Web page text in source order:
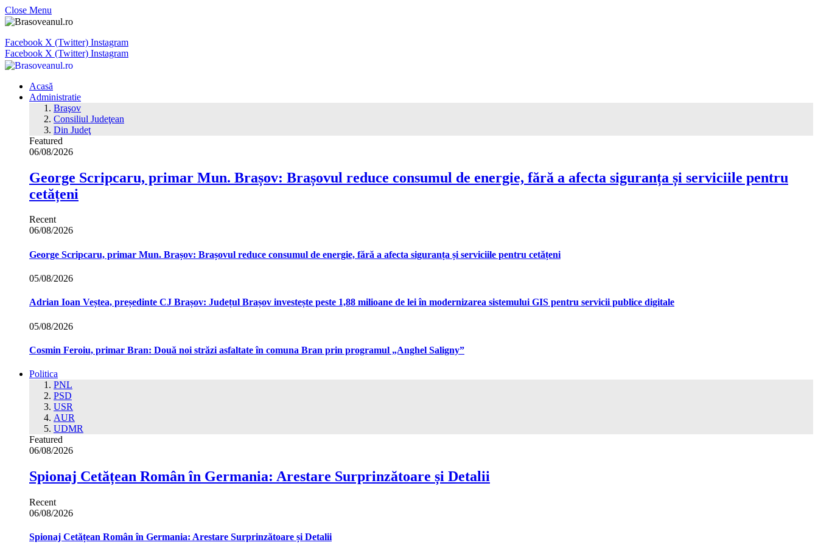
Close Menu
Facebook X (Twitter) Instagram
Facebook X (Twitter) Instagram
Acasă
Administratie
Braşov
Consiliul Judeţean
Din Judeţ
Featured
06/08/2026
George Scripcaru, primar Mun. Brașov: Brașovul reduce consumul de energie, fără a afecta siguranța și serviciile pentru
cetățeni
Recent
06/08/2026
George Scripcaru, primar Mun. Brașov: Brașovul reduce consumul de energie, fără a afecta siguranța și serviciile pentru cetățeni
05/08/2026
Adrian Ioan Veștea, președinte CJ Brașov: Județul Brașov investește peste 1,88 milioane de lei în modernizarea sistemului GIS pentru servicii publice digitale
05/08/2026
Cosmin Feroiu, primar Bran: Două noi străzi asfaltate în comuna Bran prin programul „Anghel Saligny”
Politica
PNL
PSD
USR
AUR
UDMR
Featured
06/08/2026
Spionaj Cetățean Român în Germania: Arestare Surprinzătoare și Detalii
Recent
06/08/2026
Spionaj Cetățean Român în Germania: Arestare Surprinzătoare și Detalii